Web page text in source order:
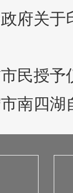
府关于
民授予
南四